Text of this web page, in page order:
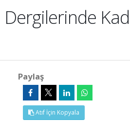
Paylaş
Atıf İçin Kopyala